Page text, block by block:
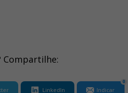
Compartilhe:
LinkedIn Indicar
0